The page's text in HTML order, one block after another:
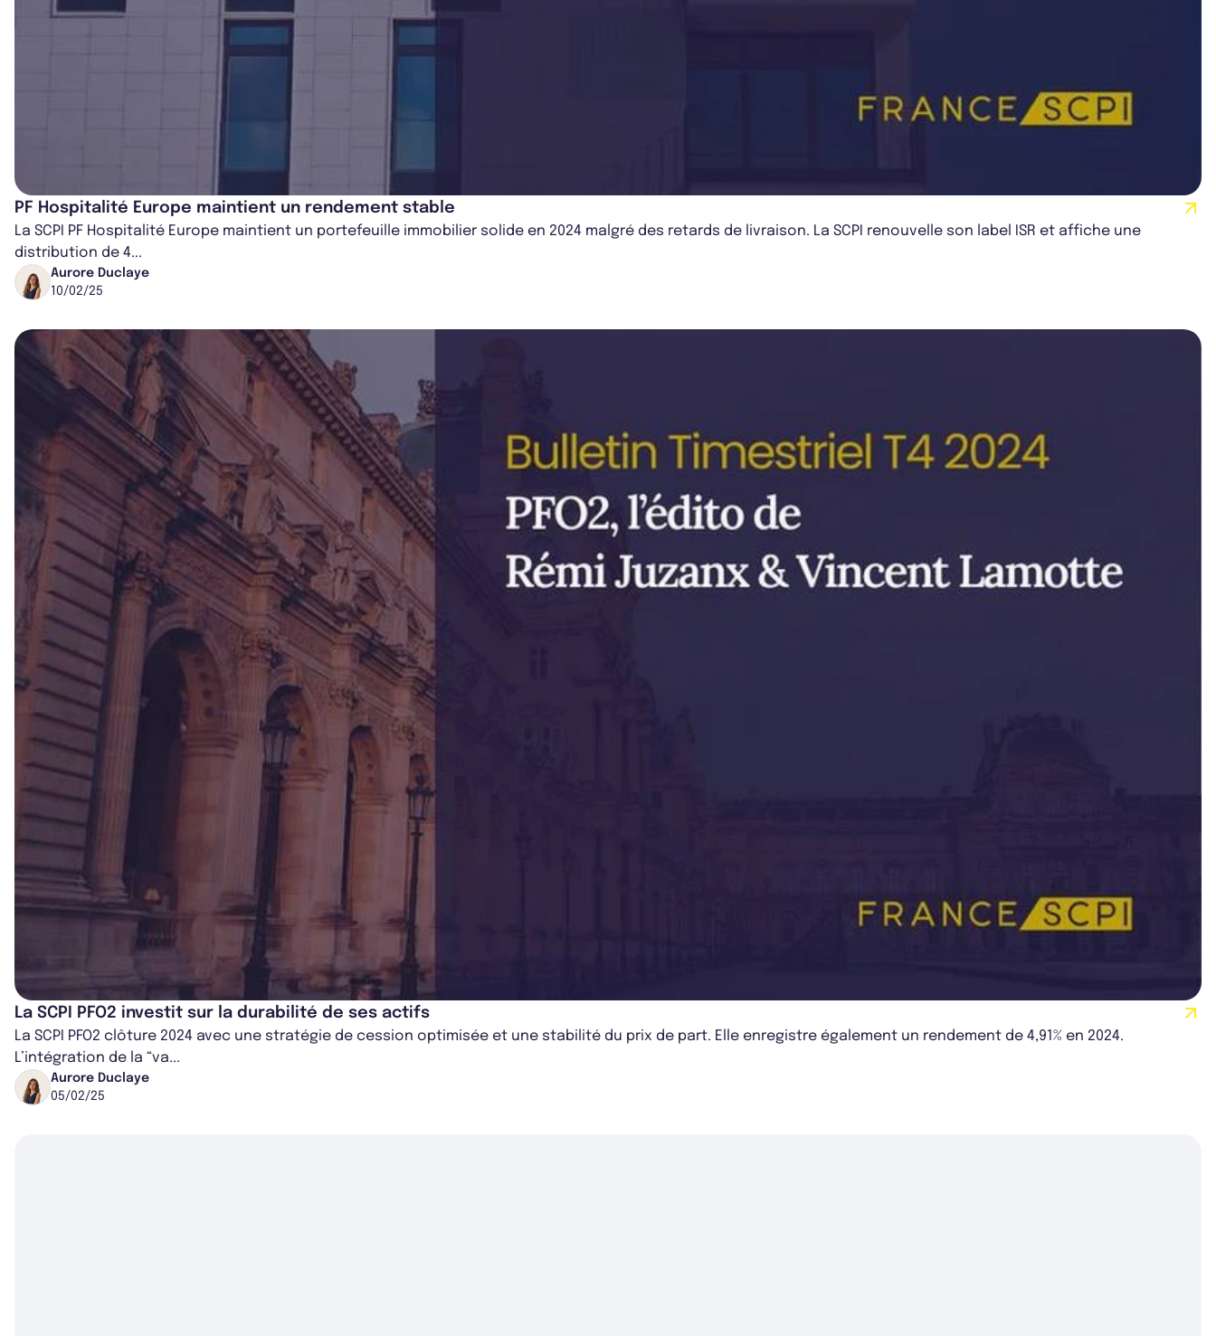
PF Hospitalité Europe maintient un rendement stable
La SCPI PF Hospitalité Europe maintient un portefeuille immobilier solide en 2024 malgré des retards de livraison. La SCPI renouvelle son label ISR et affiche une
distribution de 4...
Aurore Duclaye
10/02/25
La SCPI PFO2 investit sur la durabilité de ses actifs
La SCPI PFO2 clôture 2024 avec une stratégie de cession optimisée et une stabilité du prix de part. Elle enregistre également un rendement de 4,91% en 2024.
L’intégration de la “va...
Aurore Duclaye
05/02/25